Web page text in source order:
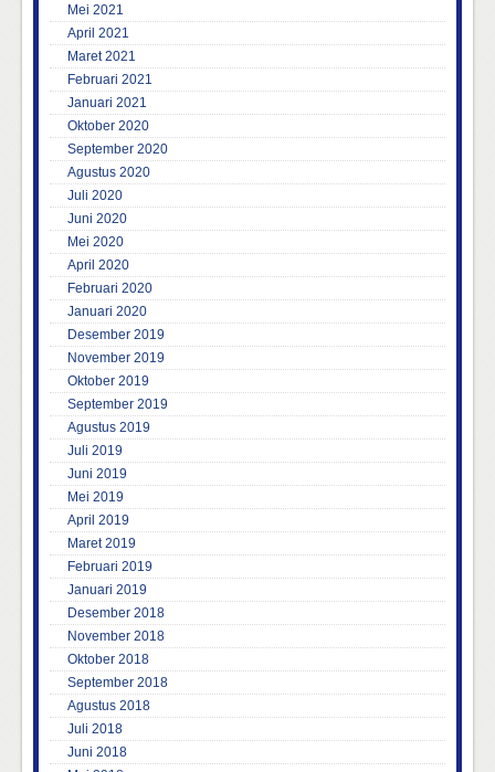
Mei 2021
April 2021
Maret 2021
Februari 2021
Januari 2021
Oktober 2020
September 2020
Agustus 2020
Juli 2020
Juni 2020
Mei 2020
April 2020
Februari 2020
Januari 2020
Desember 2019
November 2019
Oktober 2019
September 2019
Agustus 2019
Juli 2019
Juni 2019
Mei 2019
April 2019
Maret 2019
Februari 2019
Januari 2019
Desember 2018
November 2018
Oktober 2018
September 2018
Agustus 2018
Juli 2018
Juni 2018